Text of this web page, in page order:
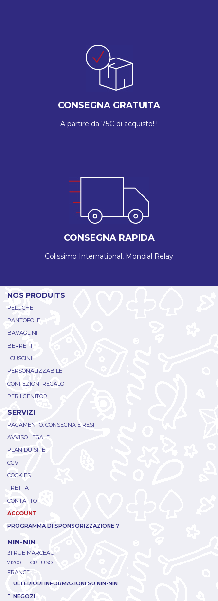
CONSEGNA GRATUITA
A partire da 75€ di acquisto! !
CONSEGNA RAPIDA
Colissimo International, Mondial Relay
NOS PRODUITS
PELUCHE
PANTOFOLE
BAVAGLINI
BERRETTI
I CUSCINI
PERSONALIZZABILE
CONFEZIONI REGALO
PER I GENITORI
SERVIZI
PAGAMENTO, CONSEGNA E RESI
AVVISO LEGALE
PLAN DU SITE
CGV
COOKIES
FRETTA
CONTATTO
ACCOUNT
PROGRAMMA DI SPONSORIZZAZIONE ?
NIN-NIN
31 RUE MARCEAU
71200 LE CREUSOT
FRANCE
ULTERIORI INFORMAZIONI SU NIN-NIN
NEGOZI